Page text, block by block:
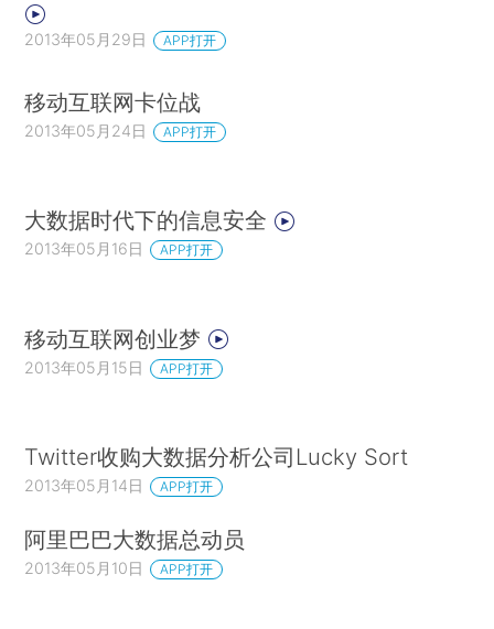
2013年05月29日 APP打开
移动互联网卡位战
2013年05月24日 APP打开
大数据时代下的信息安全
2013年05月16日 APP打开
移动互联网创业梦
2013年05月15日 APP打开
Twitter收购大数据分析公司Lucky Sort
2013年05月14日 APP打开
阿里巴巴大数据总动员
2013年05月10日 APP打开